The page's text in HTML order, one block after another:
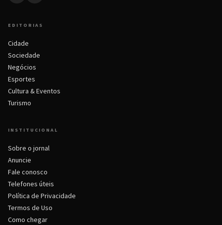
EDITORIAS
Cidade
Sociedade
Negócios
Esportes
Cultura & Eventos
Turismo
INSTITUCIONAL
Sobre o jornal
Anuncie
Fale conosco
Telefones úteis
Política de Privacidade
Termos de Uso
Como chegar